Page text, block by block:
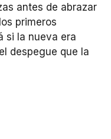
antes de abrazar
primeros
si la nueva era
despegue que la